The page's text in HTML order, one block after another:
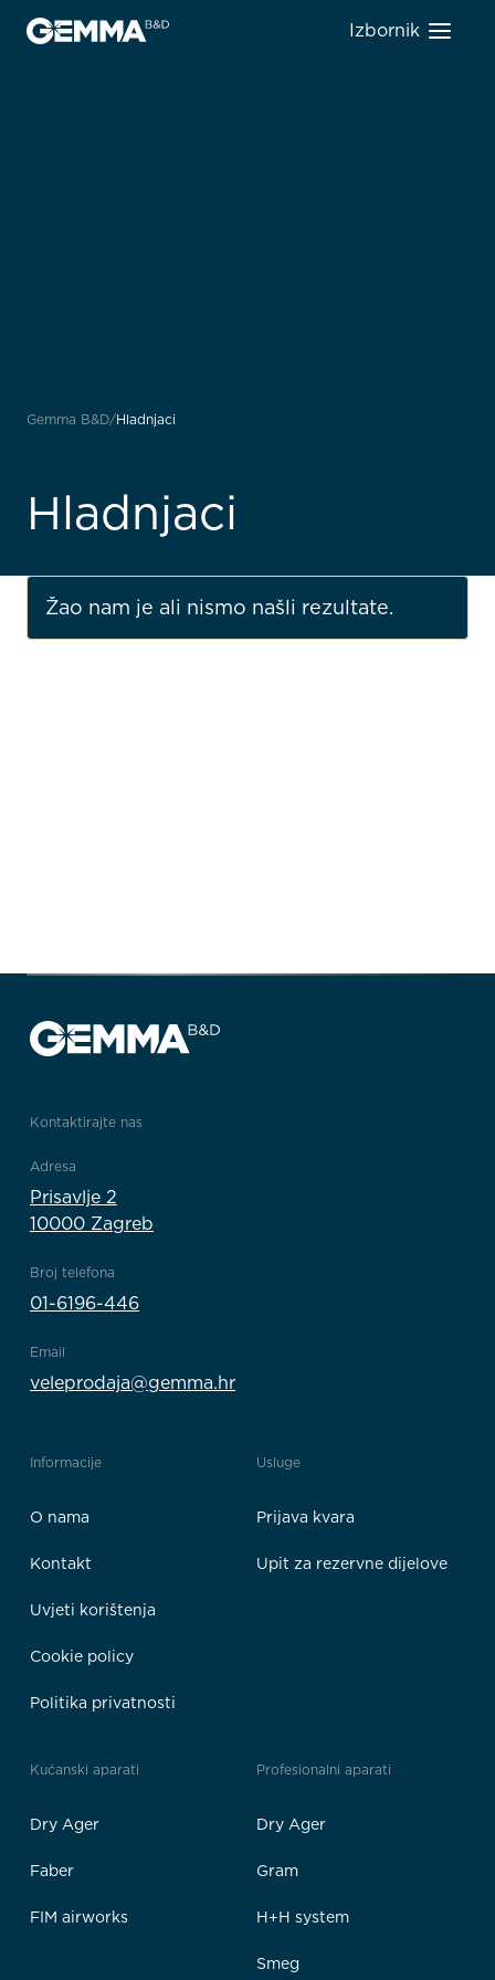
Izbornik
Gemma B&D Hladnjaci
Hladnjaci
Žao nam je ali nismo našli rezultate.
Kontaktirajte nas
Adresa
Prisavlje 2
10000 Zagreb
Broj telefona
01-6196-446
Email
veleprodaja@gemma.hr
Informacije
O nama
Kontakt
Uvjeti korištenja
Cookie policy
Politika privatnosti
Usluge
Prijava kvara
Upit za rezervne dijelove
Kućanski aparati
Dry Ager
Faber
FIM airworks
Profesionalni aparati
Dry Ager
Gram
H+H system
Smeg